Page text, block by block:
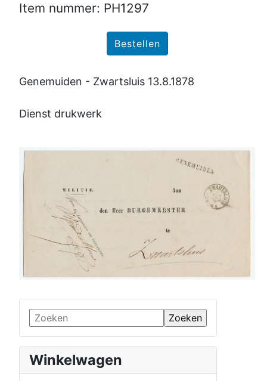
Winkelwagen
Item nummer: PH1297
Genemuiden - Zwartsluis 13.8.1878
Dienst drukwerk